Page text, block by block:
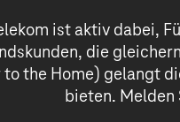
ist aktiv dabei,
die
to the Home) gelangt
bieten. Melden